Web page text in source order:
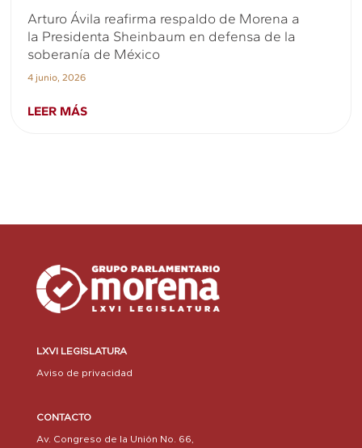
Arturo Ávila reafirma respaldo de Morena a
la Presidenta Sheinbaum en defensa de la
soberanía de México
4 junio, 2026
LEER MÁS
LXVI LEGISLATURA
Aviso de privacidad
CONTACTO
Av. Congreso de la Unión No. 66,